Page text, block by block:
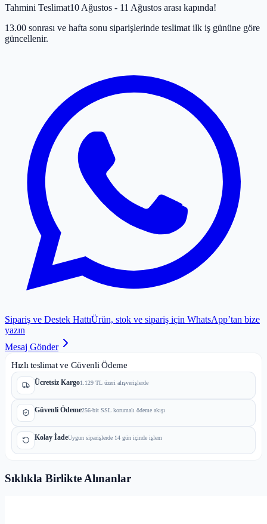
Tahmini Teslimat10 Ağustos - 11 Ağustos arası kapında!
13.00 sonrası ve hafta sonu siparişlerinde teslimat ilk iş gününe göre
güncellenir.
Sipariş ve Destek HattıÜrün, stok ve sipariş için WhatsApp’tan bize
yazın
Mesaj Gönder
Hızlı teslimat ve Güvenli Ödeme
Ücretsiz Kargo1.129 TL üzeri alışverişlerde
Güvenli Ödeme256-bit SSL korumalı ödeme akışı
Kolay İadeUygun siparişlerde 14 gün içinde işlem
Sıklıkla Birlikte Alınanlar